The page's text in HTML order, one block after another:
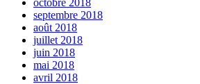
septembre 2018
août 2018
juillet 2018
juin 2018
mai 2018
avril 2018